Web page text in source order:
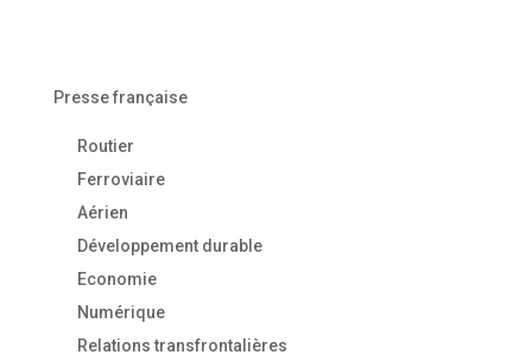
Presse française
Routier
Ferroviaire
Aérien
Développement durable
Economie
Numérique
Relations transfrontalières